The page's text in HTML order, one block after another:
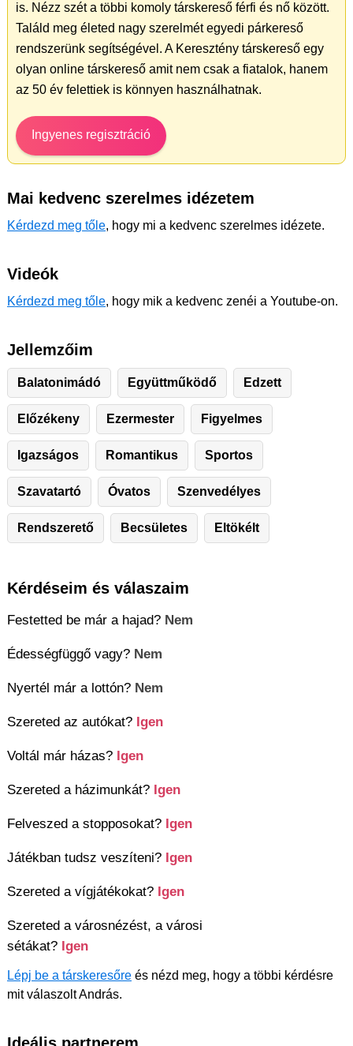
is. Nézz szét a többi komoly társkereső férfi és nő között.
Találd meg életed nagy szerelmét egyedi párkereső
rendszerünk segítségével. A Keresztény társkereső egy
olyan online társkereső amit nem csak a fiatalok, hanem
az 50 év felettiek is könnyen használhatnak.
Ingyenes regisztráció
Mai kedvenc szerelmes idézetem
Kérdezd meg tőle, hogy mi a kedvenc szerelmes idézete.
Videók
Kérdezd meg tőle, hogy mik a kedvenc zenéi a Youtube-on.
Jellemzőim
Balatonimádó Együttműködő Edzett
Előzékeny Ezermester Figyelmes
Igazságos Romantikus Sportos
Szavatartó Óvatos Szenvedélyes
Rendszerető Becsületes Eltökélt
Kérdéseim és válaszaim
Festetted be már a hajad? Nem
Édességfüggő vagy? Nem
Nyertél már a lottón? Nem
Szereted az autókat? Igen
Voltál már házas? Igen
Szereted a házimunkát? Igen
Felveszed a stopposokat? Igen
Játékban tudsz veszíteni? Igen
Szereted a vígjátékokat? Igen
Szereted a városnézést, a városi
sétákat? Igen
Lépj be a társkeresőre és nézd meg, hogy a többi kérdésre
mit válaszolt András.